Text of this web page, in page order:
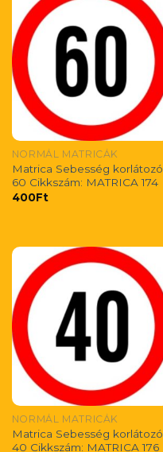
NORMÁL MATRICÁK
Matrica Sebesség korlátozó
60 Cikkszám: MATRICA 174
400Ft
NORMÁL MATRICÁK
Matrica Sebesség korlátozó
40 Cikkszám: MATRICA 176